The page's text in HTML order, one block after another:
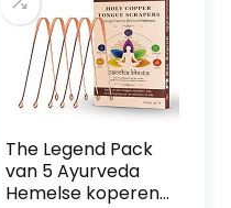
The Legend Pack
van 5 Ayurveda
Hemelse koperen